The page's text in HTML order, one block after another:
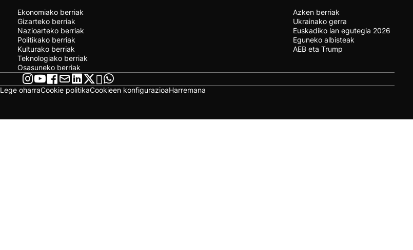
Ekonomiako berriak
Gizarteko berriak
Nazioarteko berriak
Politikako berriak
Kulturako berriak
Teknologiako berriak
Osasuneko berriak
Azken berriak
Ukrainako gerra
Euskadiko lan egutegia 2026
Eguneko albisteak
AEB eta Trump
Lege oharraCookie politikaCookieen konfigurazioaHarremana